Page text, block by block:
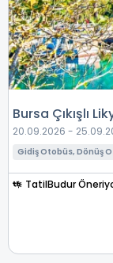
Bursa Çıkışlı
20.09.2026 -
Gidiş Otobüs, Dönüş
TatilBudur